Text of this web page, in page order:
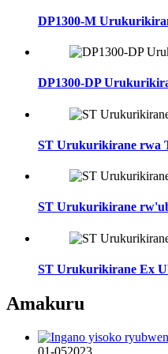
DP1300-M
DP1300-DP
ST Urukurikirane rwa
ST Urukurikirane
ST Urukurikirane Ex
Amakuru
01-052023